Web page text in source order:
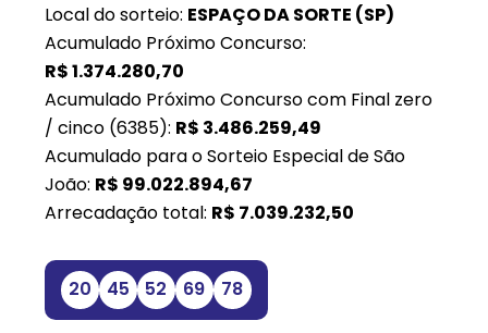
Local do sorteio: ESPAÇO DA SORTE (SP)
Acumulado Próximo Concurso:
R$1.374.280,70
Acumulado Próximo Concurso com Final zero
/ cinco (6385): R$ 3.486.259,49
Acumulado para o Sorteio Especial de São
João: R$ 99.022.894,67
Arrecadação total: R$ 7.039.232,50
20 45 52 69 78